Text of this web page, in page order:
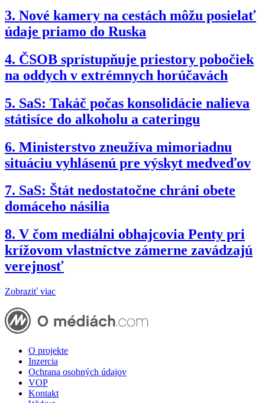
3. Nové kamery na cestách môžu posielať
údaje priamo do Ruska
4. ČSOB sprístupňuje priestory pobočiek
na oddych v extrémnych horúčavách
5. SaS: Takáč počas konsolidácie nalieva
státisíce do alkoholu a cateringu
6. Ministerstvo zneužíva mimoriadnu
situáciu vyhlásenú pre výskyt medveďov
7. SaS: Štát nedostatočne chráni obete
domáceho násilia
8. V čom mediálni obhajcovia Penty pri
krížovom vlastníctve zámerne zavádzajú
verejnosť
Zobraziť viac
O projekte
Inzercia
Ochrana osobných údajov
VOP
Kontakt